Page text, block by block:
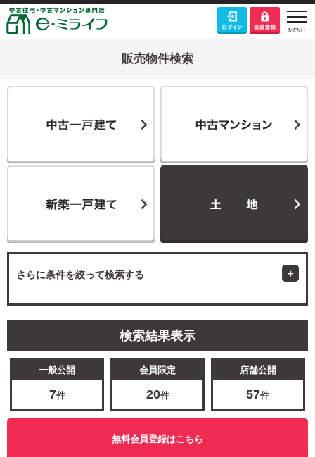
販売物件検索
さらに条件を絞って検索する
検索結果表示
一般公開
7件
会員限定
20件
店舗公開
57件
無料会員登録はこちら